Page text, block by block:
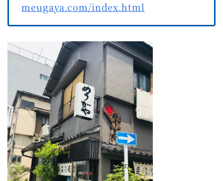
meugaya.com/index.html